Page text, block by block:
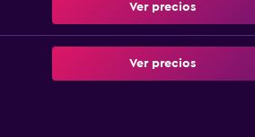
Ver precios
Ver precios